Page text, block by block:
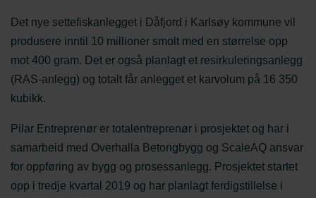
Det nye settefiskanlegget i Dåfjord i Karlsøy kommune vil
produsere inntil 10 millioner smolt med en størrelse opp
mot 400 gram. Det er også planlagt et resirkuleringsanlegg
(RAS-anlegg) og totalt får anlegget et karvolum på 16 350
kubikk.
Pilar Entreprenør er totalentreprenør i prosjektet og har i
samarbeid med Overhalla Betongbygg og ScaleAQ ansvar
for oppføring av bygg og prosessanlegg. Prosjektet startet
opp i tredje kvartal 2019 og har planlagt ferdigstillelse i